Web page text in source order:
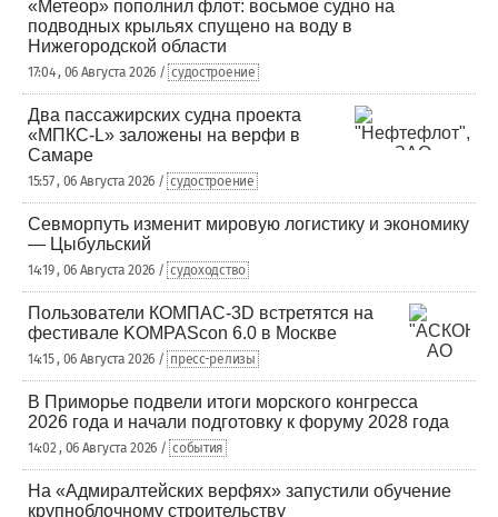
«Метеор» пополнил флот: восьмое судно на
подводных крыльях спущено на воду в
Нижегородской области
17:04 , 06 Августа 2026 / судостроение
Два пассажирских судна проекта
«МПКС-L» заложены на верфи в
Самаре
15:57 , 06 Августа 2026 / судостроение
Севморпуть изменит мировую логистику и экономику
— Цыбульский
14:19 , 06 Августа 2026 / судоходство
Пользователи КОМПАС-3D встретятся на
фестивале KOMPAScon 6.0 в Москве
14:15 , 06 Августа 2026 / пресс-релизы
В Приморье подвели итоги морского конгресса
2026 года и начали подготовку к форуму 2028 года
14:02 , 06 Августа 2026 / события
На «Адмиралтейских верфях» запустили обучение
крупноблочному строительству